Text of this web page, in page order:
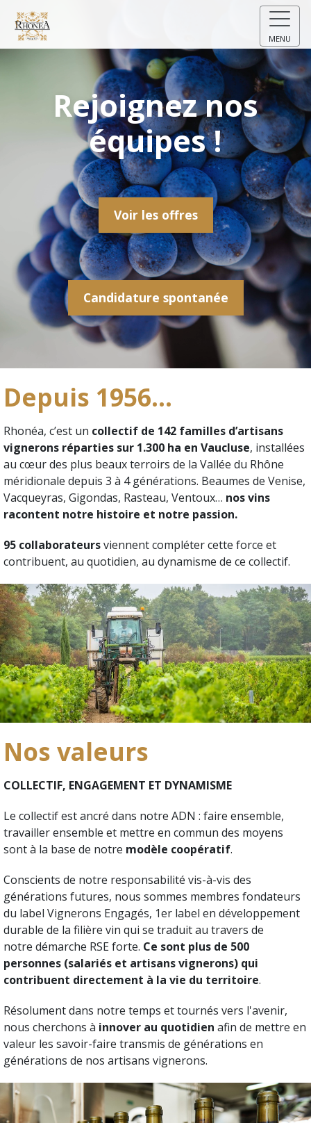
MENU
Rejoignez nos
équipes !
Voir les offres
Candidature spontanée
Depuis 1956...
Rhonéa, c’est un collectif de 142 familles d’artisans
vignerons réparties sur 1.300 ha en Vaucluse, installées
au cœur des plus beaux terroirs de la Vallée du Rhône
méridionale depuis 3 à 4 générations. Beaumes de Venise,
Vacqueyras, Gigondas, Rasteau, Ventoux… nos vins
racontent notre histoire et notre passion.
95 collaborateursviennent compléter cette force et
contribuent, au quotidien, au dynamisme de ce collectif.
Nos valeurs
COLLECTIF, ENGAGEMENT ET DYNAMISME
Le collectif est ancré dans notre ADN : faire ensemble,
travailler ensemble et mettre en commun des moyens
sont à la base de notre modèle coopératif.
Conscients de notre responsabilité vis-à-vis des
générations futures, nous sommes membres fondateurs
du label Vignerons Engagés, 1er label en développement
durable de la filière vin qui se traduit au travers de
notre démarche RSE forte. Ce sont plus de 500
personnes (salariés et artisans vignerons) qui
contribuent directement à la vie du territoire.
Résolument dans notre temps et tournés vers l'avenir,
nous cherchons à innover au quotidien afin de mettre en
valeur les savoir-faire transmis de générations en
générations de nos artisans vignerons.